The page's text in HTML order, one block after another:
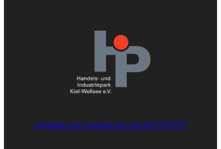
info@hip-kiel-wellsee.de+49 431 7175727